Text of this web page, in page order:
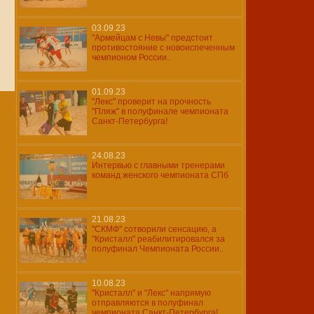
03.09.23
"Армейцам с Невы" предстоит
противостояние с новоиспеченным
чемпионом России..
01.09.23
"Лекс" проверит на прочность
"Пляж" в полуфинале чемпионата
Санкт-Петербурга!
24.08.23
Интервью с главными тренерами
команд женского чемпионата СПб
21.08.23
"СКМФ" сотворили сенсацию, а
"Кристалл" реабилитировался за
полуфинал Чемпионата России..
10.08.23
"Кристалл" и "Лекс" напрямую
отправляются в полуфинал